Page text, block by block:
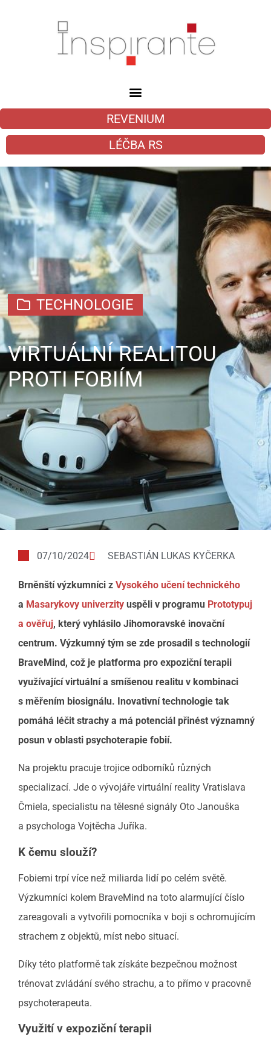
REVENIUM
LÉČBA RS
TECHNOLOGIE
VIRTUÁLNÍ REALITOU
PROTI FOBIÍM
07/10/2024 SEBASTIÁN LUKAS KYČERKA
Brněnští výzkumníci z Vysokého učení technického
a Masarykovy univerzity uspěli v programu Prototypuj
a ověřuj, který vyhlásilo Jihomoravské inovační
centrum. Výzkumný tým se zde prosadil s technologií
BraveMind, což je platforma pro expoziční terapii
využívající virtuální a smíšenou realitu v kombinaci
s měřením biosignálu. Inovativní technologie tak
pomáhá léčit strachy a má potenciál přinést významný
posun v oblasti psychoterapie fobií.
Na projektu pracuje trojice odborníků různých
specializací. Jde o vývojáře virtuální reality Vratislava
Čmiela, specialistu na tělesné signály Oto Janouška
a psychologa Vojtěcha Juříka.
K čemu slouží?
Fobiemi trpí více než miliarda lidí po celém světě.
Výzkumníci kolem BraveMind na toto alarmující číslo
zareagovali a vytvořili pomocníka v boji s ochromujícím
strachem z objektů, míst nebo situací.
Díky této platformě tak získáte bezpečnou možnost
trénovat zvládání svého strachu, a to přímo v pracovně
psychoterapeuta.
Využití v expoziční terapii